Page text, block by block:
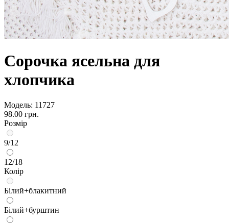
Сорочка ясельна для
хлопчика
Модель: 11727
98.00 грн.
Розмір
9/12
12/18
Колір
Білий+блакитний
Білий+бурштин